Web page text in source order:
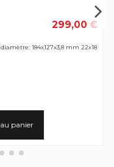
299,00 €
184x127x3,8 mm 22x18
panier